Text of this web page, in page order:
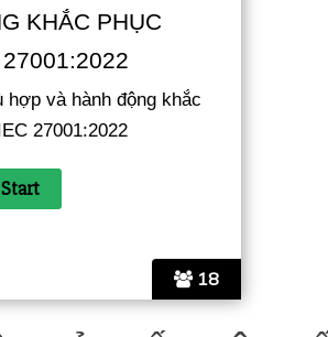
18
KHẮC PHỤC
hợp và hành động khắc
27001:2022